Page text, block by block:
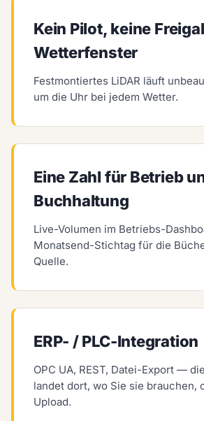
Kein Pilot, keine
Wetterfenster
Festmontiertes LiDAR läuft
um die Uhr bei jedem Wetter.
Eine Zahl für Betrieb
Buchhaltung
Live-Volumen im Betriebs-
Monatsend-Stichtag für die
Quelle.
ERP- / PLC-Integration
OPC UA, REST, Datei-Export —
landet dort, wo Sie sie brauchen,
Upload.